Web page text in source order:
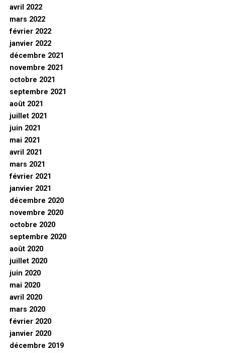
avril 2022
mars 2022
février 2022
janvier 2022
décembre 2021
novembre 2021
octobre 2021
septembre 2021
août 2021
juillet 2021
juin 2021
mai 2021
avril 2021
mars 2021
février 2021
janvier 2021
décembre 2020
novembre 2020
octobre 2020
septembre 2020
août 2020
juillet 2020
juin 2020
mai 2020
avril 2020
mars 2020
février 2020
janvier 2020
décembre 2019